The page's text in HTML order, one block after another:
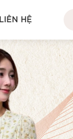
LIÊN HỆ